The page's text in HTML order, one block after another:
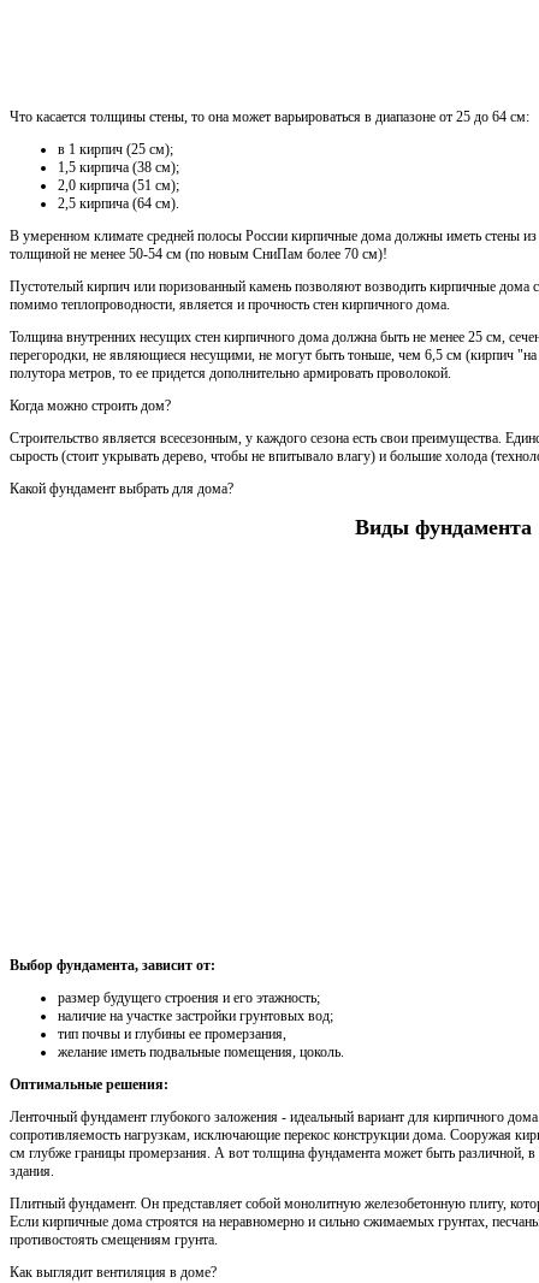
Что касается толщины стены, то она может варьироваться в диапазоне от 25 до 64 см:
в 1 кирпич (25 см);
1,5 кирпича (38 см);
2,0 кирпича (51 см);
2,5 кирпича (64 см).
В умеренном климате средней полосы России кирпичные дома должны иметь стены из
толщиной не менее 50-54 см (по новым СниПам более 70 см)!
Пустотелый кирпич или поризованный камень позволяют возводить кирпичные
помимо теплопроводности, является и прочность стен кирпичного дома.
Толщина внутренних несущих стен кирпичного дома должна быть не менее 25 см,
перегородки, не являющиеся несущими, не могут быть тоньше, чем 6,5 см (кирпич "на
полутора метров, то ее придется дополнительно армировать проволокой.
Когда можно строить дом?
Строительство является всесезонным, у каждого сезона есть свои преимущества.
сырость (стоит укрывать дерево, чтобы не впитывало влагу) и большие холода
Какой фундамент выбрать для дома?
Виды фундамента
Выбор фундамента, зависит от:
размер будущего строения и его этажность;
наличие на участке застройки грунтовых вод;
тип почвы и глубины ее промерзания,
желание иметь подвальные помещения, цоколь.
Оптимальные решения:
Ленточный фундамент глубокого заложения - идеальный вариант для кирпичного
сопротивляемость нагрузкам, исключающие перекос конструкции дома. Сооружая
см глубже границы промерзания. А вот толщина фундамента может быть различной,
здания.
Плитный фундамент. Он представляет собой монолитную железобетонную плиту,
Если кирпичные дома строятся на неравномерно и сильно сжимаемых грунтах,
противостоять смещениям грунта.
Как выглядит вентиляция в доме?